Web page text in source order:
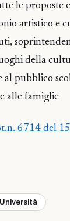
le proposte
artistico e
della
pubblico
alle famiglie
6714 del